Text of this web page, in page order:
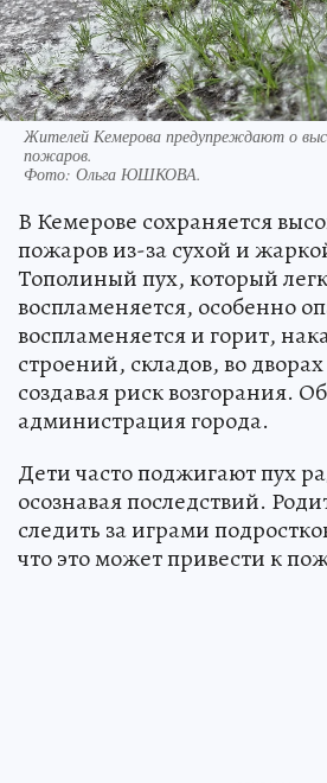
Жителей Кемерова предупреждают о
пожаров.
Фото: Ольга ЮШКОВА.
В Кемерове сохраняется
пожаров из-за сухой и
Тополиный пух, который
воспламеняется, особенно
воспламеняется и горит,
строений, складов, во
создавая риск возгорания.
администрация города.
Дети часто поджигают пух
осознавая последствий.
следить за играми
что это может привести к